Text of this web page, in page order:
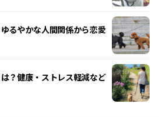
るやかな人間関係から恋愛
？健康・ストレス軽減など